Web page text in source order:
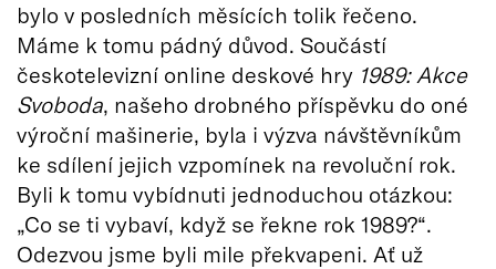
bylo v posledních měsících tolik řečeno.
Máme k tomu pádný důvod. Součástí
českotelevizní online deskové hry 1989: Akce
Svoboda, našeho drobného příspěvku do oné
výroční mašinerie, byla i výzva návštěvníkům
ke sdílení jejich vzpomínek na revoluční rok.
Byli k tomu vybídnuti jednoduchou otázkou:
„Co se ti vybaví, když se řekne rok 1989?“.
Odezvou jsme byli mile překvapeni. Ať už